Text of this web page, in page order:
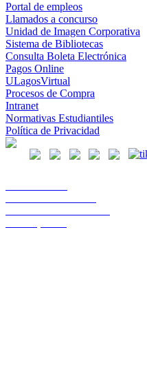
Portal de empleos
Llamados a concurso
Unidad de Imagen Corporativa
Sistema de Bibliotecas
Consulta Boleta Electrónica
Pagos Online
ULagosVirtual
Procesos de Compra
Intranet
Normativas Estudiantiles
Política de Privacidad